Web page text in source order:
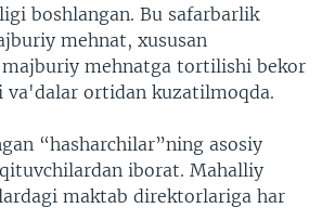
boshlangan. Bu safarbarlik
mehnat, xususan
mehnatga tortilishi bekor
va'dalar ortidan kuzatilmoqda.
“hasharchilar”ning asosiy
iborat. Mahalliy
maktab direktorlariga har